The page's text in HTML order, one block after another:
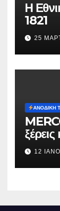
Η
1821
25
ΑΝΟΔΙΚΉ
12